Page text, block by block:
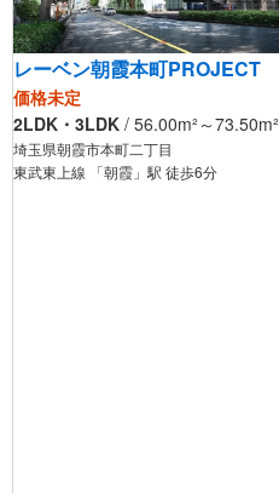
レーベン朝霞本町PROJECT
価格未定
2LDK・3LDK / 56.00m² ～73.50m²
埼玉県朝霞市本町二丁目
東武東上線 「朝霞」駅 徒歩6分